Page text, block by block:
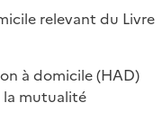
relevant du Livre
à domicile (HAD)
la mutualité